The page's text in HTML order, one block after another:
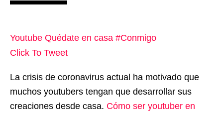
Youtube Quédate en casa #Conmigo
Click To Tweet
La crisis de coronavirus actual ha motivado que
muchos youtubers tengan que desarrollar sus
creaciones desde casa. Cómo ser youtuber en